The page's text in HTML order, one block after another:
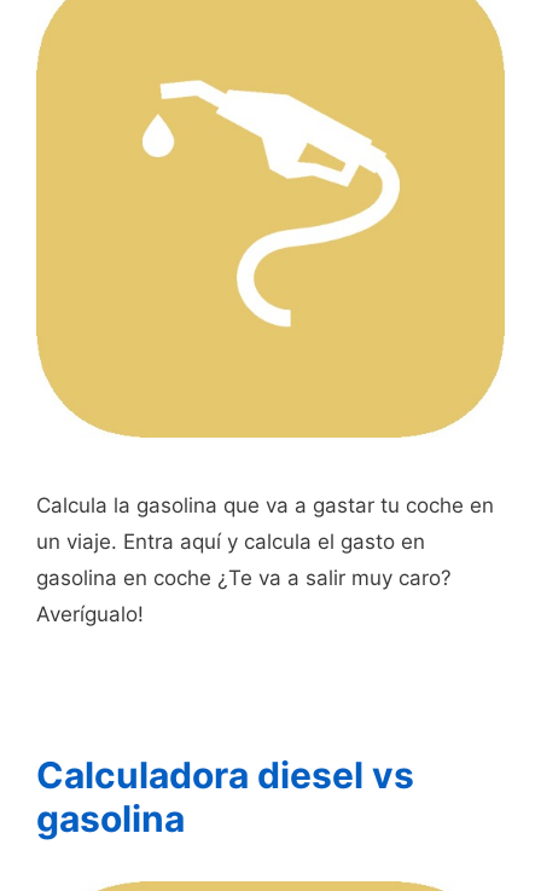
Calcula la gasolina que va a gastar tu coche en
un viaje. Entra aquí y calcula el gasto en
gasolina en coche ¿Te va a salir muy caro?
Averígualo!
Calculadora diesel vs
gasolina